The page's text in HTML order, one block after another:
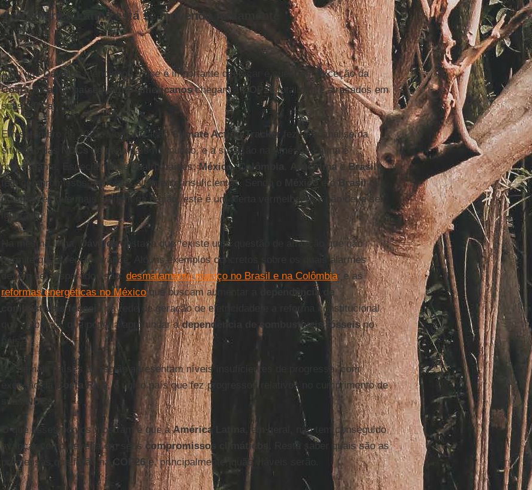
4. A América Latina está se movendo lentamente
Algo queDávalos mencionou e que é importante destacar é que, com exceção da
Costa Rica, ospaíses latino-americanoschegam àCOP26 totalmente atrasados em
suasNDCs.
Em setembro de 2021, a organizaçãoClimate Action Tracker
fez uma análise da
situação das
NDCsde cada país no mundo, e a situação na América Latina é
preocupante. Especialmente quatro países:México,Colômbia ArgentinaeBrasil
têm compromissos nacionais altamente insuficientes. Sendo o
Méxicoe o Brasilos
dois países que mais emitem na região, este é um alerta vermelho, que não deve ser
ignorado.
Na mesma linha,Dávalosdestaca que “existe uma questão de ambição que não
permite que a região avance. Alguns exemplos concretos sobre os quais alarmes
devem ser disparados são: desmatamento maciço no Brasil e na Colômbia; e as
reformas energéticas no Méxicoque buscam aumentar a
dependência de
combustíveis fósseis na rede de geração de eletricidade e a reforma constitucional
que se busca, que poderia aprofundar adependência de combustíveis fósseisno
país”.
Os demais países da região apresentam níveis insuficientes de progresso, com
exceção da
Costa Rica, o único país que fez progressos relativos no cumprimento de
suas
NDCs.
O que esses pontos mostram é que aAmérica Latina,
em geral, não tem conseguido
avançar como deveria em seus compromissos climáticos
. Resta saber quais são as
promessas que farão na COP26e, principalmente, quão viáveis serão.